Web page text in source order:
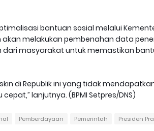
bantuan sosial melalui
melakukan pembenahan data
masyarakat untuk memastikan
di Republik ini yang tidak
lanjutnya. (BPMI Setpres/DNS)
Pemberdayaan Pemerintah Presiden